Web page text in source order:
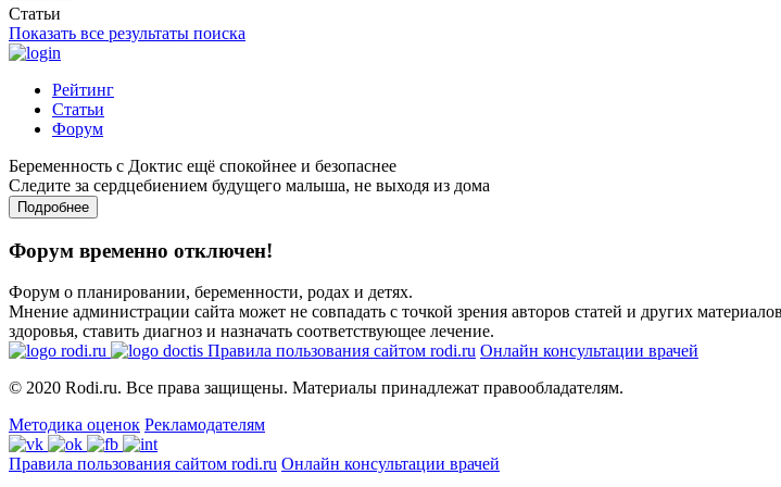
Статьи
Показать все результаты поиска
Рейтинг
Статьи
Форум
Беременность с Доктис ещё спокойнее и безопаснее
Следите за сердцебиением будущего малыша, не выходя из дома
Подробнее
Форум временно отключен!
Форум о планировании, беременности, родах и детях.
Мнение администрации сайта может не совпадать с точкой зрения авторов статей и других
здоровья, ставить диагноз и назначать соответствующее лечение.
Правила пользования сайтом rodi.ru Онлайн консультации врачей
© 2020 Rodi.ru. Все права защищены. Материалы принадлежат правообладателям.
Методика оценок Рекламодателям
Правила пользования сайтом rodi.ru Онлайн консультации врачей